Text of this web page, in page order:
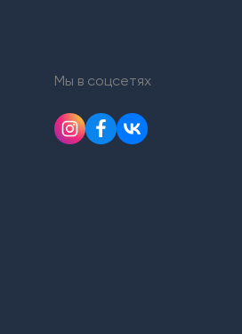
Мы в соцсетях